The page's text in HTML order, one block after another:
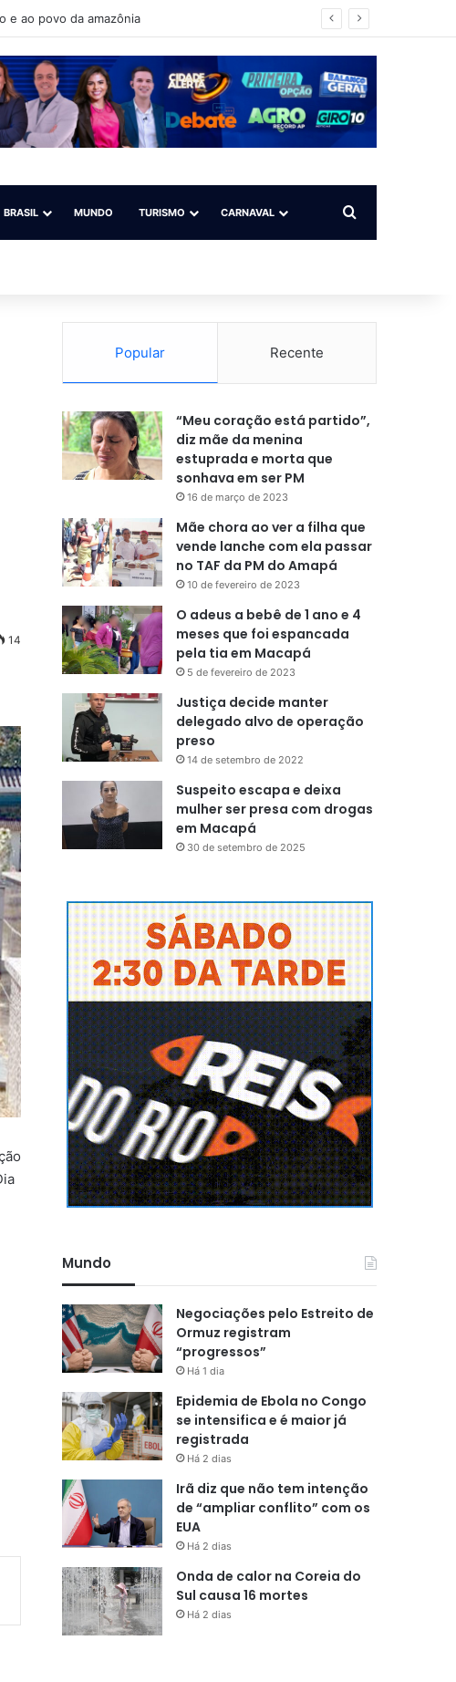
e ao povo da amazônia
BRASIL MUNDO TURISMO CARNAVAL Procurar por
14
Popular Recente
“Meu coração está partido”,
diz mãe da menina
estuprada e morta que
sonhava em ser PM
16 de março de 2023
Mãe chora ao ver a filha que
vende lanche com ela passar
no TAF da PM do Amapá
10 de fevereiro de 2023
O adeus a bebê de 1 ano e 4
meses que foi espancada
pela tia em Macapá
5 de fevereiro de 2023
Justiça decide manter
delegado alvo de operação
preso
14 de setembro de 2022
Suspeito escapa e deixa
mulher ser presa com drogas
em Macapá
30 de setembro de 2025
Mundo
Negociações pelo Estreito de
Ormuz registram
“progressos”
Há 1 dia
Epidemia de Ebola no Congo
se intensifica e é maior já
registrada
Há 2 dias
Irã diz que não tem intenção
de “ampliar conflito” com os
EUA
Há 2 dias
Onda de calor na Coreia do
Sul causa 16 mortes
Há 2 dias